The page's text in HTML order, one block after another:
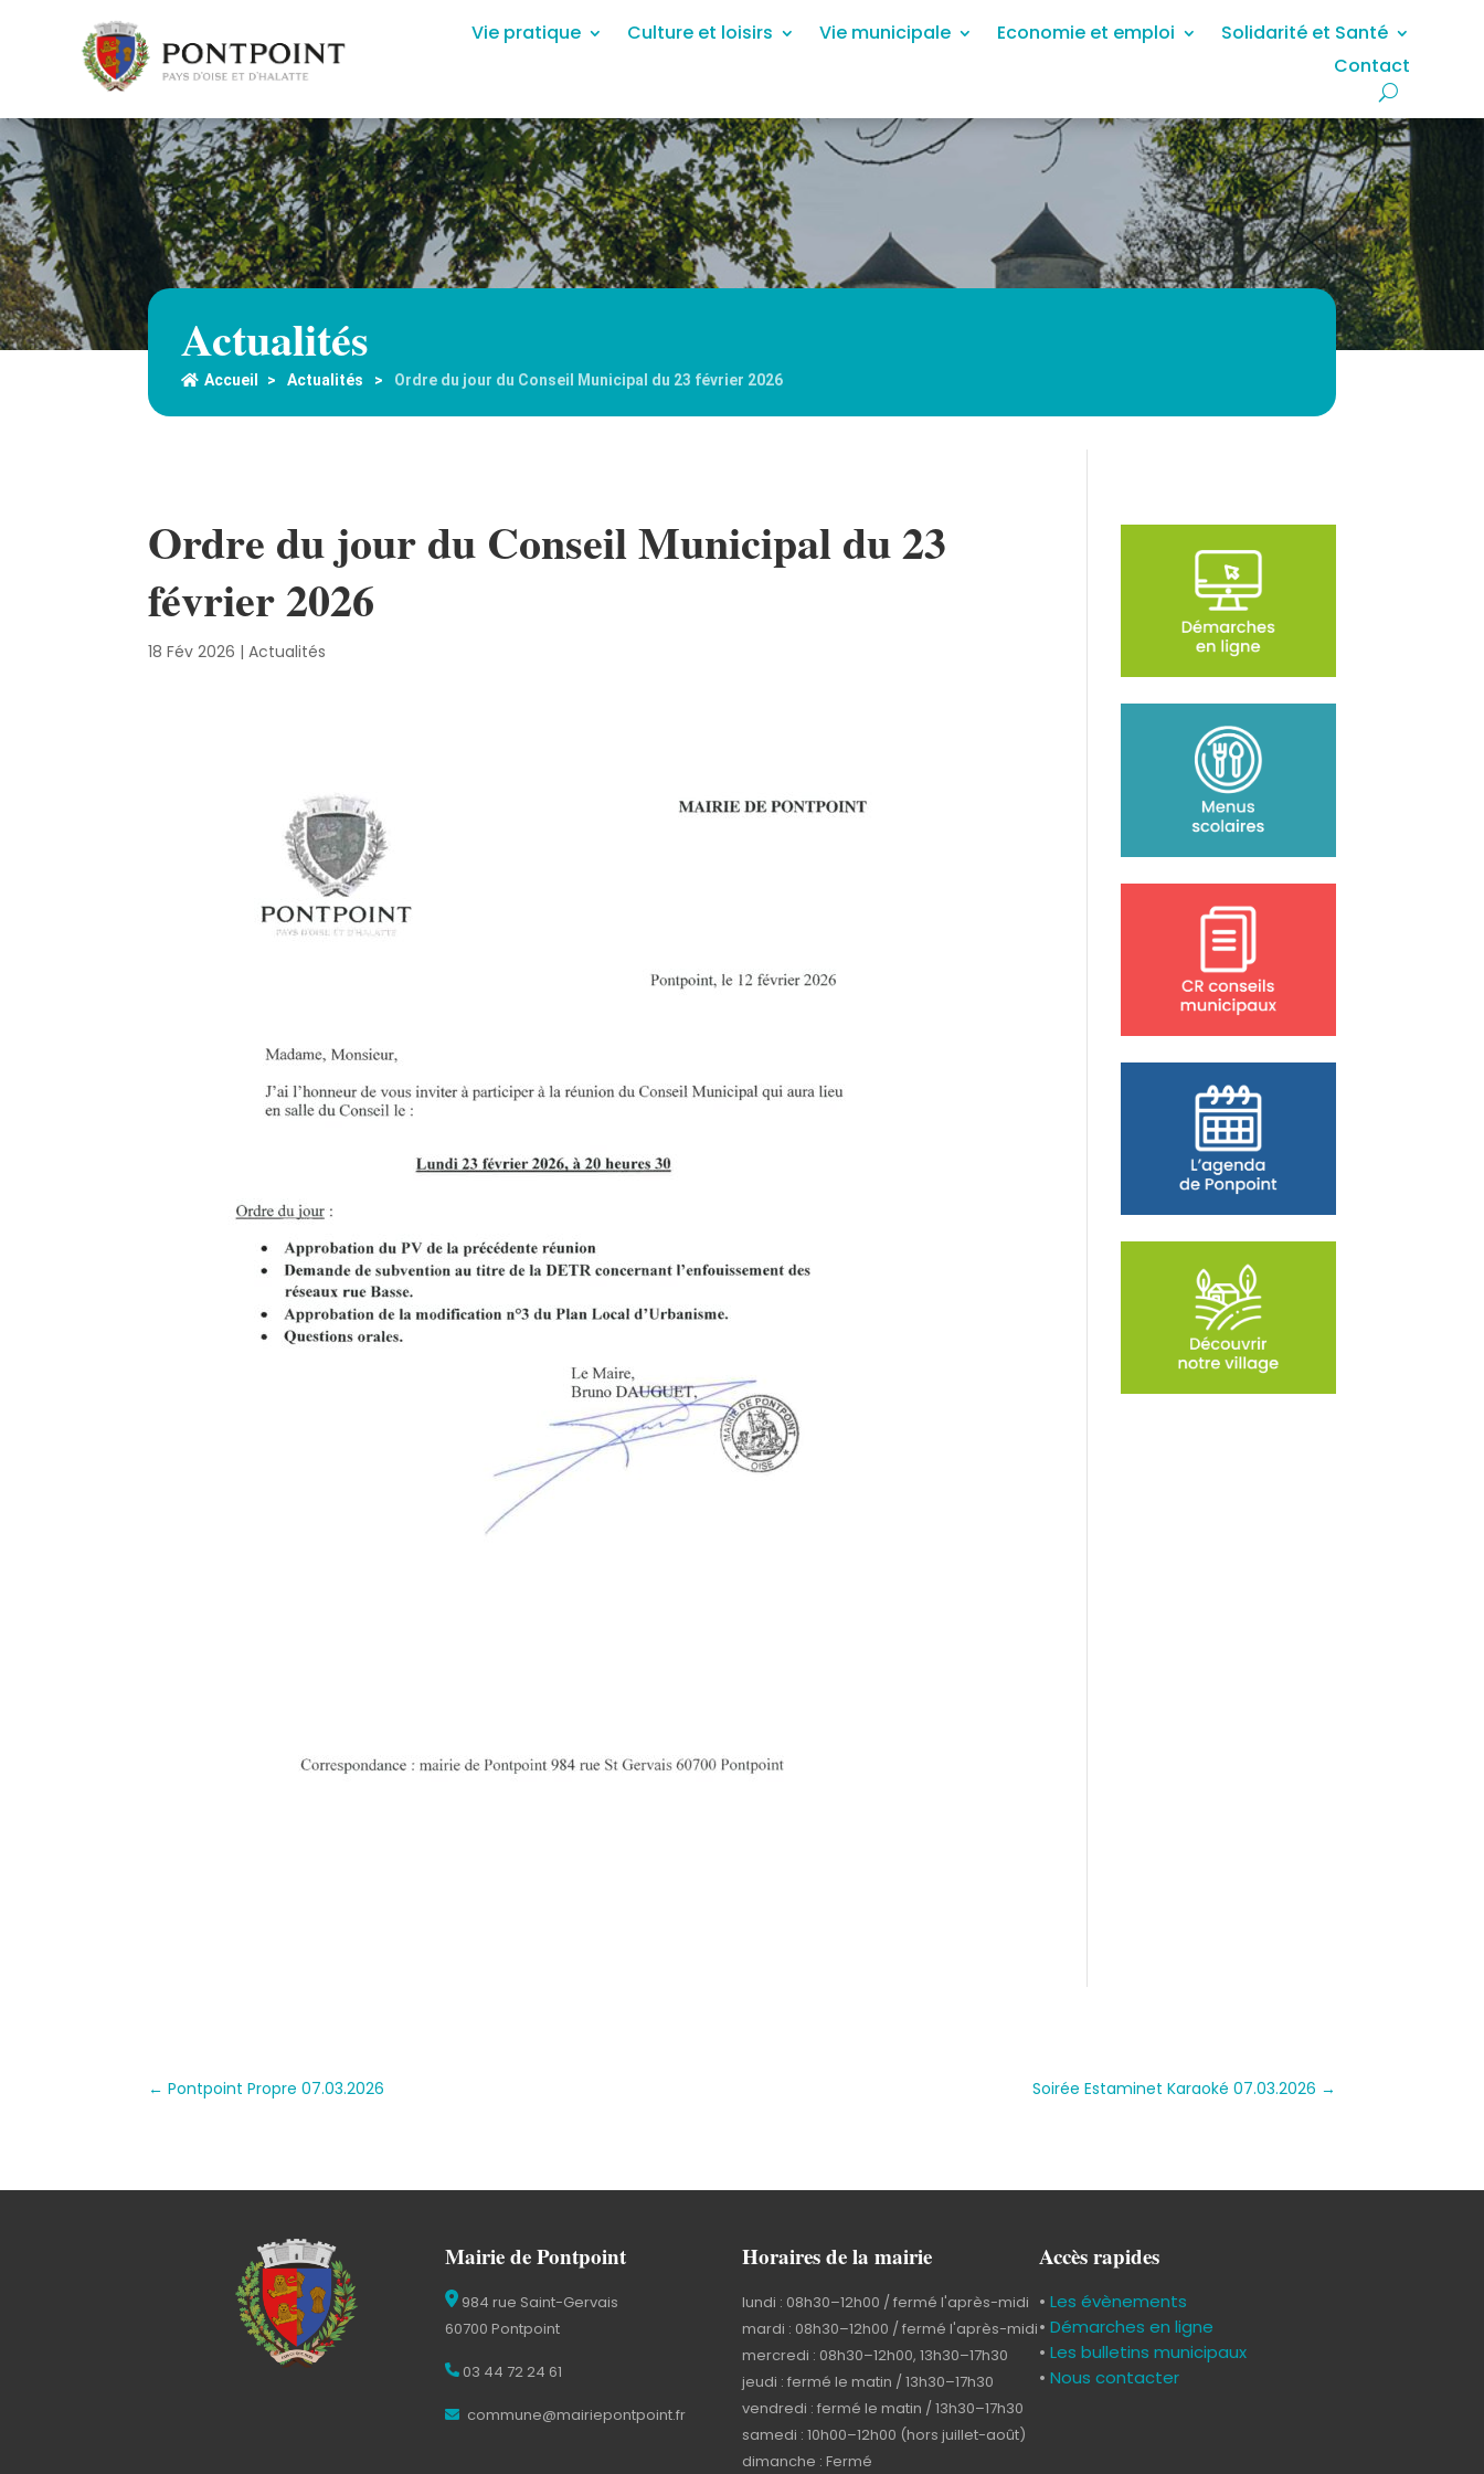
Vie pratique Culture et loisirs Vie municipale Economie et emploi
Solidarité et Santé
Contact
Actualités
Accueil > Actualités > Ordre du jour du Conseil Municipal du 23 février 2026
Ordre du jour du Conseil Municipal du 23
février 2026
18 Fév 2026 |Actualités
←Pontpoint Propre 07.03.2026 Soirée Estaminet Karaoké 07.03.2026 →
Mairie de Pontpoint
984 rue Saint-Gervais
60700 Pontpoint
03 44 72 24 61
commune@mairiepontpoint.fr
Horaires de la mairie
lundi : 08h30–12h00 / fermé l'après-midi
mardi : 08h30–12h00 / fermé l'après-midi
mercredi : 08h30–12h00, 13h30–17h30
jeudi : fermé le matin / 13h30–17h30
vendredi : fermé le matin / 13h30–17h30
samedi : 10h00–12h00 (hors juillet-août)
dimanche : Fermé
Accès rapides
• Les évènements
• Démarches en ligne
• Les bulletins municipaux
• Nous contacter